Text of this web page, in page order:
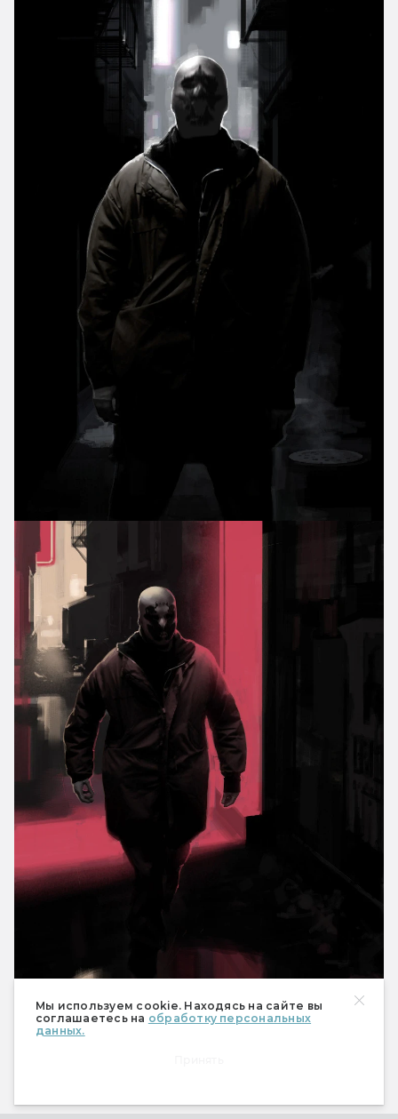
Мы используем cookie. Находясь на сайте вы
соглашаетесь на обработку персональных
данных.